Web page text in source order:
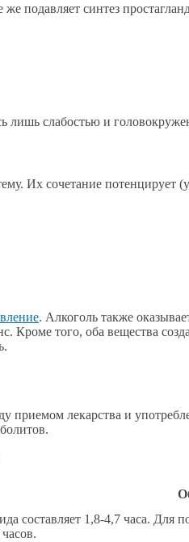
подавляет синтез
лишь слабостью и
Их сочетание потенцирует
. Алкоголь также
Кроме того, оба вещества
лекарства и
составляет 1,8-4,7 часа. Для